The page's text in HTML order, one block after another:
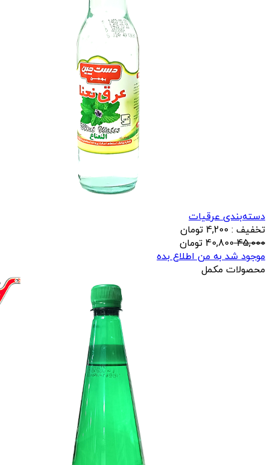
دسته‌بندی عرقیات
تخفیف : 4,200 تومان
45,000
40,800 تومان
موجود شد به من اطلاع بده
محصولات مکمل